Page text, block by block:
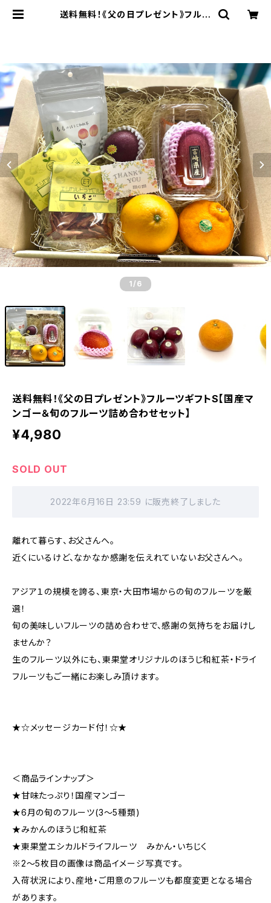
送料無料！《父の日プレゼント》フルー
無添加・低カロリー・低糖質
1 /6
送料無料！《父の日プレゼント》フルーツギフトS【国産マ
ンゴー＆旬のフルーツ詰め合わせセット】
¥4,980
SOLD OUT
2022年6月16日 23:59 に販売終了しました
離れて暮らす、お父さんへ。
近くにいるけど、なかなか感謝を伝えれていないお父さんへ。
アジア１の規模を誇る、東京・大田市場からの旬のフルーツを厳
選！
旬の美味しいフルーツの詰め合わせで、感謝の気持ちをお届けし
ませんか？
生のフルーツ以外にも、東果堂オリジナルのほうじ和紅茶・ドライ
フルーツもご一緒にお楽しみ頂けます。
★☆メッセージカード付！☆★
＜商品ラインナップ＞
★甘味たっぷり！国産マンゴー
★6月の旬のフルーツ(3〜5種類)
★みかんのほうじ和紅茶
★東果堂エシカルドライフルーツ みかん・いちじく
※2〜5枚目の画像は商品イメージ写真です。
入荷状況により、産地・ご用意のフルーツも都度変更となる場合
があります。